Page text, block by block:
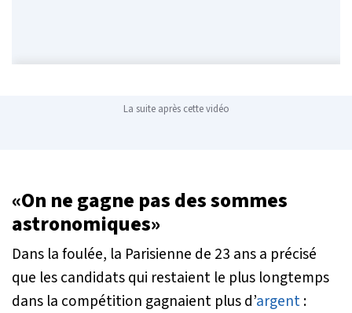
La suite après cette vidéo
«On ne gagne pas des sommes
astronomiques»
Dans la foulée, la Parisienne de 23 ans a précisé
que les candidats qui restaient le plus longtemps
dans la compétition gagnaient plus d’argent: